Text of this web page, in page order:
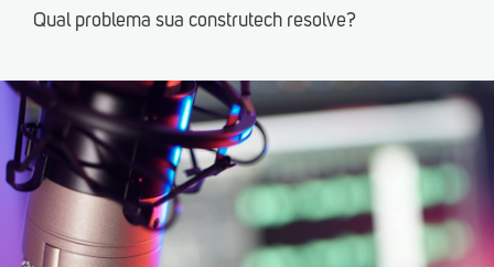
as nossas estações de recarga
Qual problema sua construtech resolve?